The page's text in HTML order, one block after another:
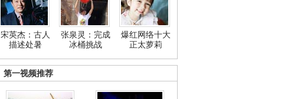
宋英杰：古人
描述处暑
张泉灵：完成
冰桶挑战
爆红网络十大
正太萝莉
第一视频推荐